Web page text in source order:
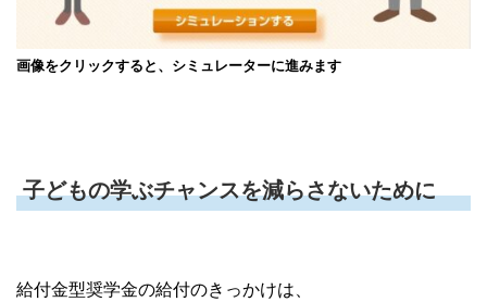
画像をクリックすると、シミュレーターに進みます
子どもの学ぶチャンスを減らさないために
給付金型奨学金の給付のきっかけは、